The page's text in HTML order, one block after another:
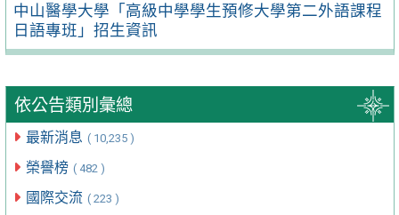
中山醫學大學「高級中學學生預修大學第二外語課程
日語專班」招生資訊
依公告類別彙總
最新消息 ( 10,235 )
榮譽榜 ( 482 )
國際交流 ( 223 )